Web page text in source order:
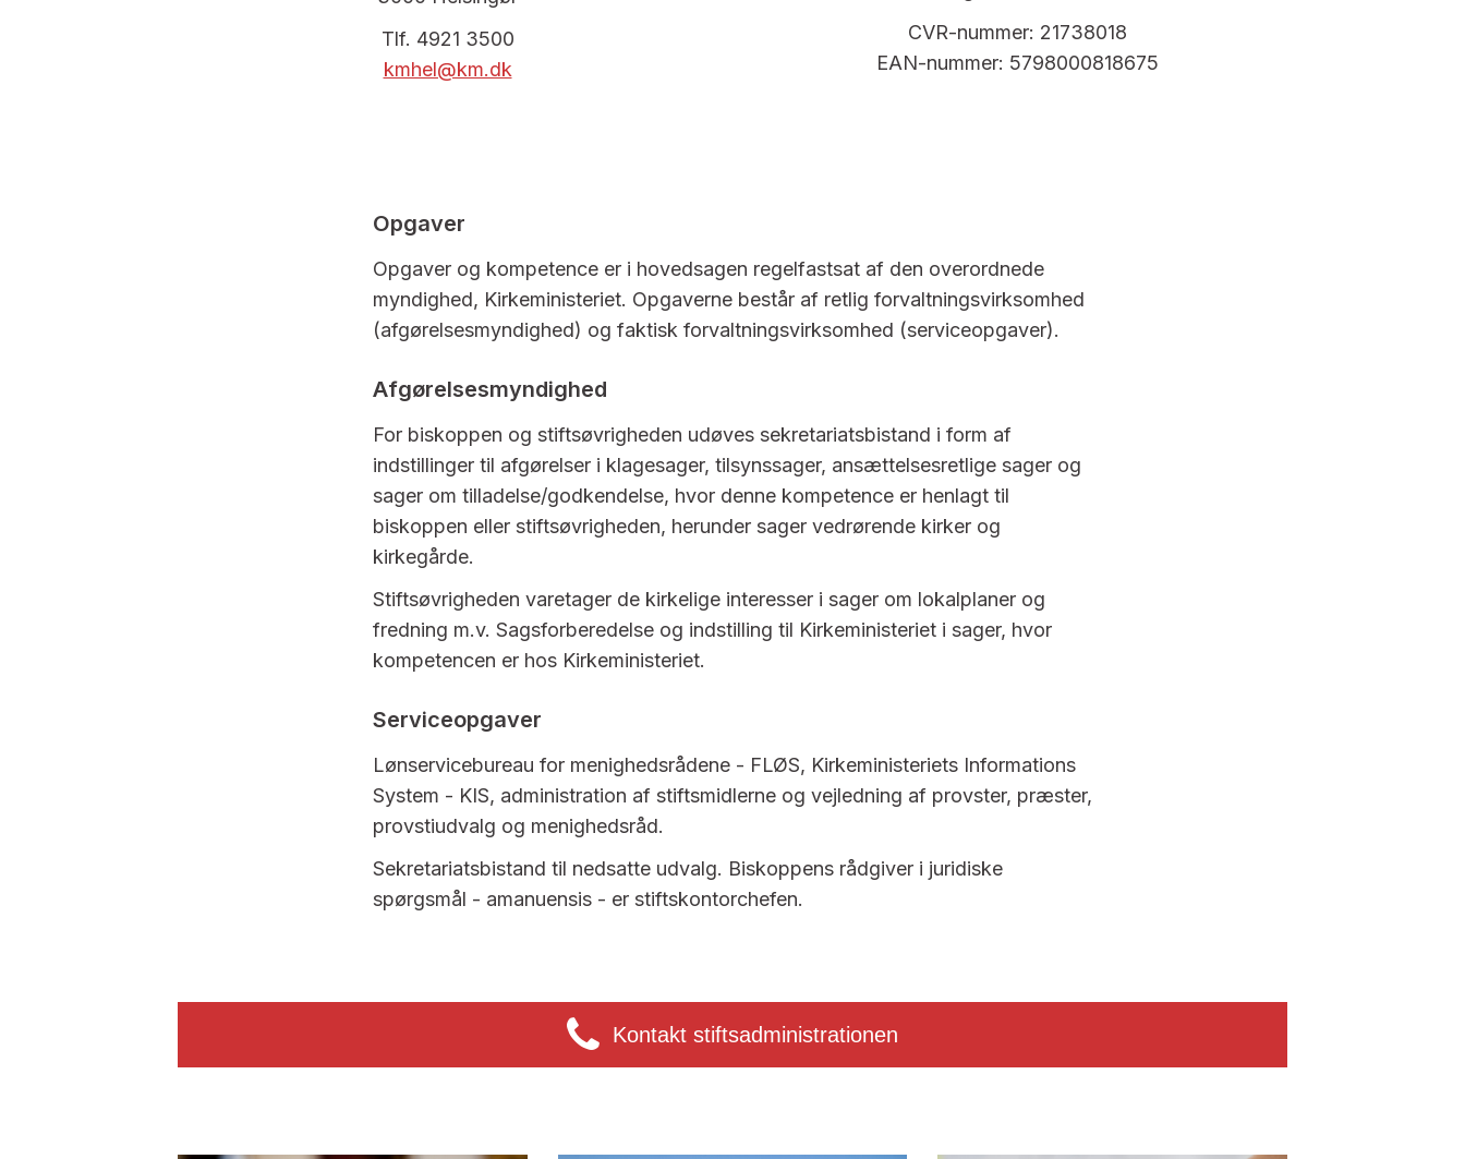
Tlf. 4921 3500
kmhel@km.dk
CVR-nummer: 21738018
EAN-nummer: 5798000818675
Opgaver
Opgaver og kompetence er i hovedsagen regelfastsat af den overordnede
myndighed, Kirkeministeriet. Opgaverne består af retlig forvaltningsvirksomhed
(afgørelsesmyndighed) og faktisk forvaltningsvirksomhed (serviceopgaver).
Afgørelsesmyndighed
For biskoppen og stiftsøvrigheden udøves sekretariatsbistand i form af
indstillinger til afgørelser i klagesager, tilsynssager, ansættelsesretlige sager og
sager om tilladelse/godkendelse, hvor denne kompetence er henlagt til
biskoppen eller stiftsøvrigheden, herunder sager vedrørende kirker og
kirkegårde.
Stiftsøvrigheden varetager de kirkelige interesser i sager om lokalplaner og
fredning m.v. Sagsforberedelse og indstilling til Kirkeministeriet i sager, hvor
kompetencen er hos Kirkeministeriet.
Serviceopgaver
Lønservicebureau for menighedsrådene - FLØS, Kirkeministeriets Informations
System - KIS, administration af stiftsmidlerne og vejledning af provster, præster,
provstiudvalg og menighedsråd.
Sekretariatsbistand til nedsatte udvalg. Biskoppens rådgiver i juridiske
spørgsmål - amanuensis - er stiftskontorchefen.
Kontakt stiftsadministrationen